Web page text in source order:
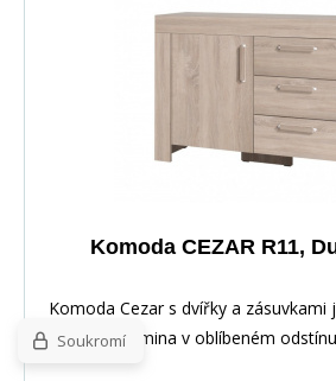
Komoda CEZAR R11,
Komoda Cezar s dvířky a zásuvkami
kvalitního lamina v oblíbeném
Soukromí